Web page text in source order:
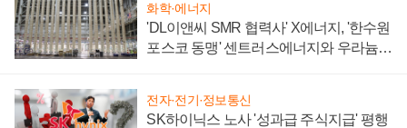
화학·에너지
'DL이앤씨 SMR 협력사' X에너지, '한수원
포스코 동맹' 센트러스에너지와 우라늄
전자·전기·정보통신
SK하이닉스 노사 '성과급 주식지급' 평행